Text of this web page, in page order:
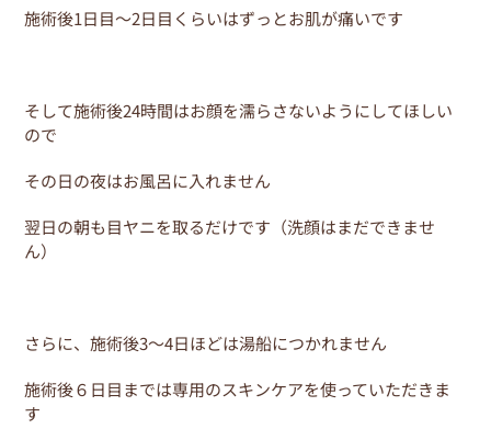
施術後1日目～2日目くらいはずっとお肌が痛いです
そして施術後24時間はお顔を濡らさないようにしてほしい
ので
その日の夜はお風呂に入れません
翌日の朝も目ヤニを取るだけです（洗顔はまだできませ
ん）
さらに、施術後3～4日ほどは湯船につかれません
施術後６日目までは専用のスキンケアを使っていただきま
す